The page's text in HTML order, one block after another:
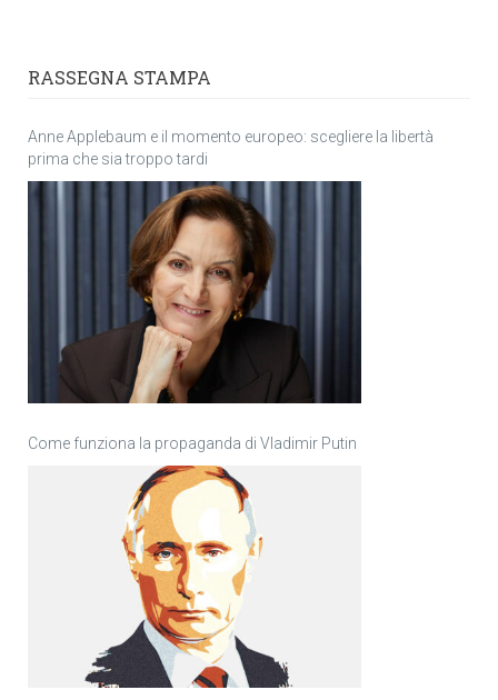
RASSEGNA STAMPA
Anne Applebaum e il momento europeo: scegliere la libertà
prima che sia troppo tardi
Come funziona la propaganda di Vladimir Putin